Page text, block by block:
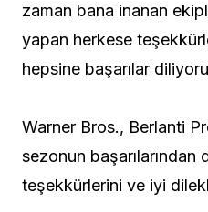
zaman bana inanan
yapan herkese
hepsine başarılar
Warner Bros., Berlanti
sezonun başarılarından
teşekkürlerini ve iyi